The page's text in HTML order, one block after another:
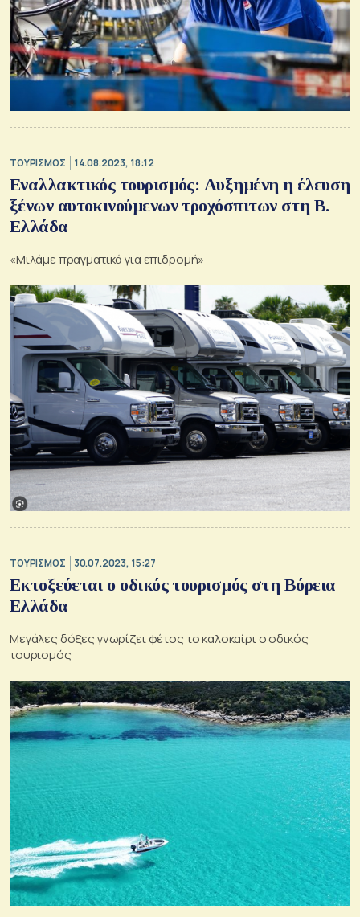
ΤΟΥΡΙΣΜΟΣ 14.08.2023, 18:12
Εναλλακτικός τουρισμός: Αυξημένη η έλευση
ξένων αυτοκινούμενων τροχόσπιτων στη Β.
Ελλάδα
«Μιλάμε πραγματικά για επιδρομή»
ΤΟΥΡΙΣΜΟΣ 30.07.2023, 15:27
Εκτοξεύεται ο οδικός τουρισμός στη Βόρεια
Ελλάδα
Μεγάλες δόξες γνωρίζει φέτος το καλοκαίρι ο οδικός
τουρισμός